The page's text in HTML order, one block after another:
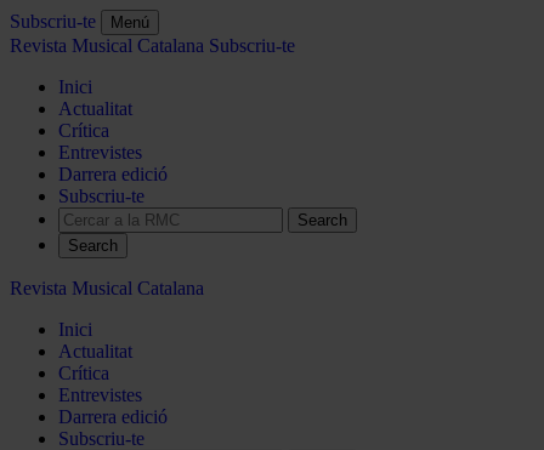
Subscriu-te Menú
Revista Musical Catalana Subscriu-te
Inici
Actualitat
Crítica
Entrevistes
Darrera edició
Subscriu-te
Search
Revista Musical Catalana
Inici
Actualitat
Crítica
Entrevistes
Darrera edició
Subscriu-te